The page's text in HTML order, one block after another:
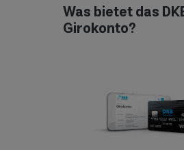
Was bietet das
Girokonto?